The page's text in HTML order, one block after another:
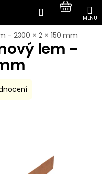
Hledat
KOŠÍK
- 2300 × 2 × 150 mm
lem -